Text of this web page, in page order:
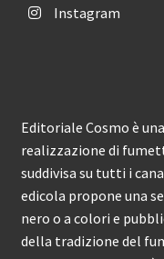
Instagram
Editoriale Cosmo è
realizzazione di
suddivisa su tutti i
edicola propone una
nero o a colori e
della tradizione del